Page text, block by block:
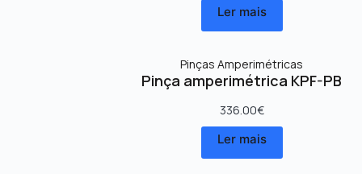
Ler mais
Pinças Amperimétricas
Pinça amperimétrica KPF-PB
336.00€
Ler mais